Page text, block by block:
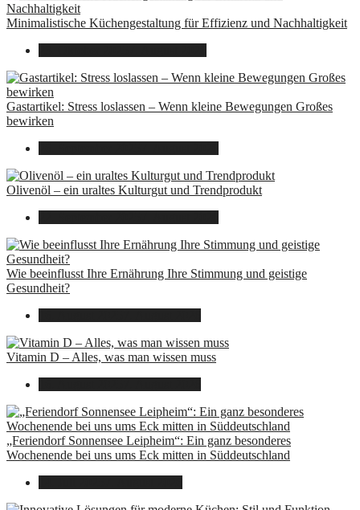
Minimalistische Küchengestaltung für Effizienz und Nachhaltigkeit
Gastartikel: Stress loslassen – Wenn kleine Bewegungen Großes
bewirken
Olivenöl – ein uraltes Kulturgut und Trendprodukt
Wie beeinflusst Ihre Ernährung Ihre Stimmung und geistige
Gesundheit?
Vitamin D – Alles, was man wissen muss
„Feriendorf Sonnensee Leipheim“: Ein ganz besonderes
Wochenende bei uns ums Eck mitten in Süddeutschland